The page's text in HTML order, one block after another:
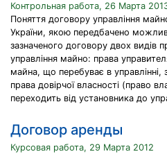
Контрольная работа, 26 Марта
Поняття договору управління
України, якою передбачено
зазначеного договору двох видів
управління майно: права
майна, що перебуває в
права довірчої власності (право
переходить від установника до
Договор аренды
Курсовая работа, 29 Марта 2012